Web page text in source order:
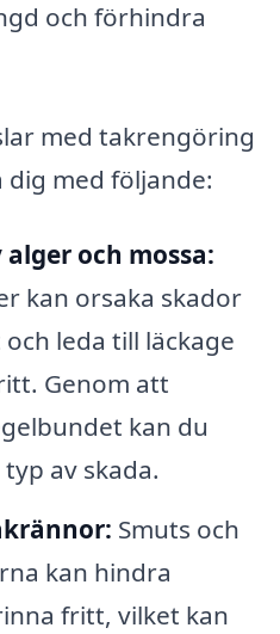
och förhindra
med takrengöring
dig med följande:
och mossa:
kan orsaka skador
leda till läckage
Genom att
kan du
av skada.
Smuts och
kan hindra
fritt, vilket kan